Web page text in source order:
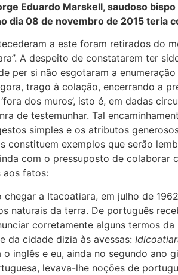
Eduardo Marskell, saudoso
dia 08 de novembro de 2015 teria
a este foram retirados do
A despeito de constatarem ter
per si não esgotaram a
trago à colação, encerrando a
dos muros’, isto é, em dadas
de testemunhar. Tal
simples e os atributos
constituem exemplos que serão
com o pressuposto de colaborar
aos fatos:
chegar a Itacoatiara, em julho de
naturais da terra. De português
corretamente alguns termos
da cidade dizia às avessas:
o inglês e eu, ainda no segundo ano
levava-lhe noções de